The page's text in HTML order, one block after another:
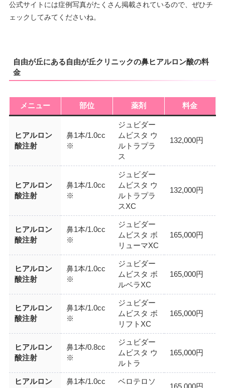
公式サイトには症例写真がたくさん掲載されているので、ぜひチ
ェックしてみてくださいね。
自由が丘にある自由が丘クリニックの鼻ヒアルロン酸の料
金
メニュー 部位 薬剤 料金
ヒアルロン
酸注射
鼻1本/1.0cc
※
ジュビダー
ムビスタ ウ
ルトラプラ
ス
132,000円
ヒアルロン
酸注射
鼻1本/1.0cc
※
ジュビダー
ムビスタ ウ
ルトラプラ
スXC
132,000円
ヒアルロン
酸注射
鼻1本/1.0cc
※
ジュビダー
ムビスタ ボ
リューマXC
165,000円
ヒアルロン
酸注射
鼻1本/1.0cc
※
ジュビダー
ムビスタ ボ
ルベラXC
165,000円
ヒアルロン
酸注射
鼻1本/1.0cc
※
ジュビダー
ムビスタ ボ
リフトXC
165,000円
ヒアルロン
酸注射
鼻1本/0.8cc
※
ジュビダー
ムビスタ ウ
ルトラ
165,000円
ヒアルロン 鼻1本/1.0cc ベロテロソ